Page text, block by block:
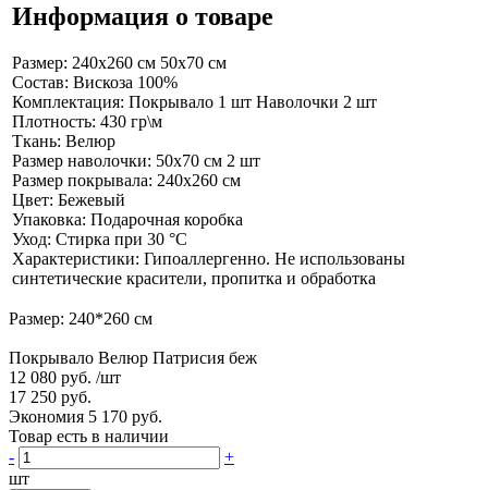
Информация о товаре
Размер: 240х260 см 50х70 см
Состав: Вискоза 100%
Комплектация: Покрывало 1 шт Наволочки 2 шт
Плотность: 430 гр\м
Ткань: Велюр
Размер наволочки: 50х70 см 2 шт
Размер покрывала: 240х260 см
Цвет: Бежевый
Упаковка: Подарочная коробка
Уход: Стирка при 30 °С
Характеристики: Гипоаллергенно. Не использованы
синтетические красители, пропитка и обработка
Размер: 240*260 см
Покрывало Велюр Патрисия беж
12 080 руб. /шт
17 250 руб.
Экономия 5 170 руб.
Товар есть в наличии
-
+
шт